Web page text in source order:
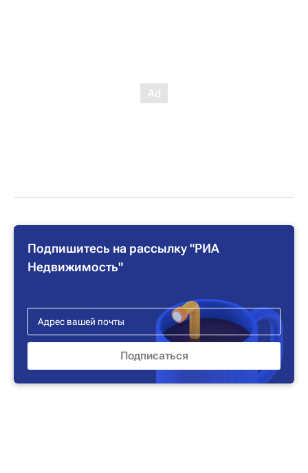
Подпишитесь на рассылку "РИА
Недвижимость"